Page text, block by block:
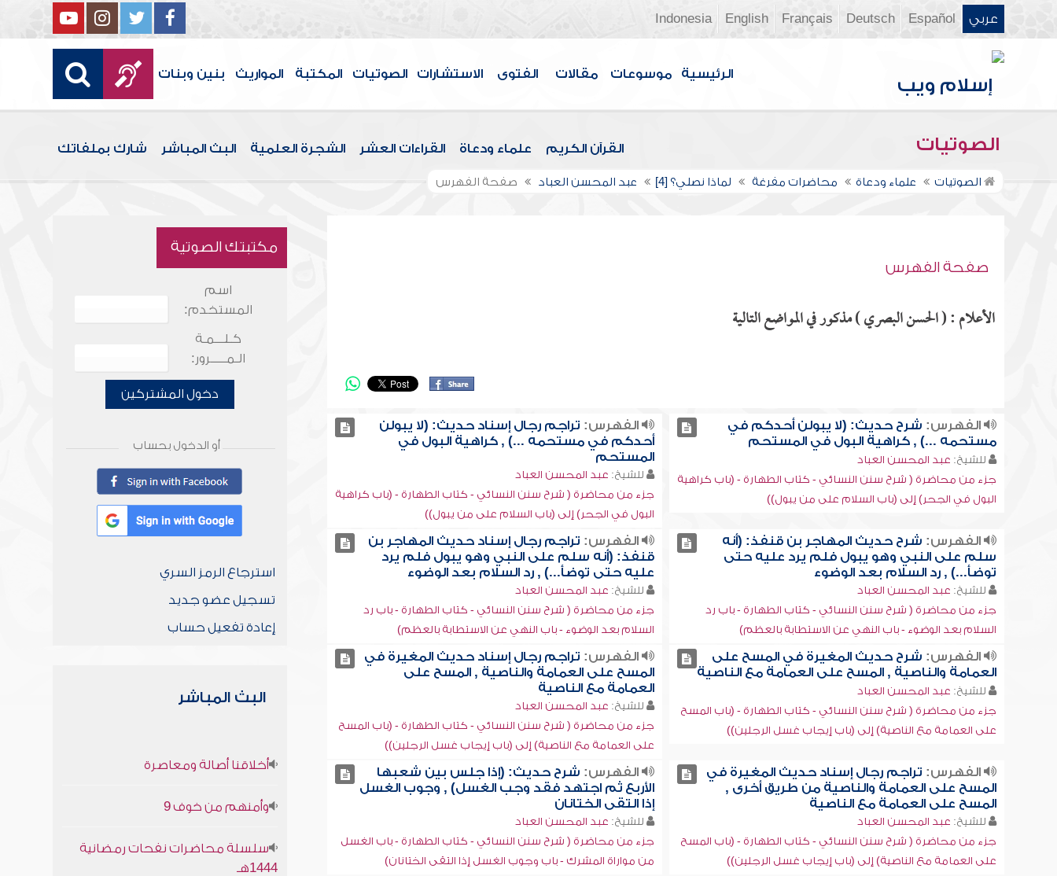
عربي Español
Deutsch
Français
English
Indonesia
الرئيسية موسوعات مقالات الفتوى الاستشارات الصوتيات المكتبة المواريث بنين وبنات
الصوتيات القرآن الكريم علماء ودعاة القراءات العشر الشجرة العلمية البث المباشر شارك بملفاتك
الصوتيات علماء ودعاة محاضرات مفرغة لماذا نصلي؟ [4] عبد المحسن العباد صفحة الفهرس
صفحة الفهرس
الأعلام : ( الحسن البصري ) مذكور في المواضع التالية
الفهرس: شرح حديث: (لا يبولن أحدكم في
مستحمه ...) , كراهية البول في المستحم
للشيخ: عبد المحسن العباد
جزء من محاضرة ( شرح سنن النسائي - كتاب الطهارة - (باب كراهية
البول في الجحر) إلى (باب السلام على من يبول))
الفهرس: تراجم رجال إسناد حديث: (لا يبولن
أحدكم في مستحمه ...) , كراهية البول في
المستحم
للشيخ: عبد المحسن العباد
جزء من محاضرة ( شرح سنن النسائي - كتاب الطهارة - (باب كراهية
البول في الجحر) إلى (باب السلام على من يبول))
الفهرس: شرح حديث المهاجر بن قنفذ: (أنه
سلم على النبي وهو يبول فلم يرد عليه حتى
توضأ...) , رد السلام بعد الوضوء
للشيخ: عبد المحسن العباد
جزء من محاضرة ( شرح سنن النسائي - كتاب الطهارة - باب رد
السلام بعد الوضوء - باب النهي عن الاستطابة بالعظم)
الفهرس: تراجم رجال إسناد حديث المهاجر بن
قنفذ: (أنه سلم على النبي وهو يبول فلم يرد
عليه حتى توضأ...) , رد السلام بعد الوضوء
للشيخ: عبد المحسن العباد
جزء من محاضرة ( شرح سنن النسائي - كتاب الطهارة - باب رد
السلام بعد الوضوء - باب النهي عن الاستطابة بالعظم)
الفهرس: شرح حديث المغيرة في المسح على
العمامة والناصية , المسح على العمامة مع الناصية
للشيخ: عبد المحسن العباد
جزء من محاضرة ( شرح سنن النسائي - كتاب الطهارة - (باب المسح
على العمامة مع الناصية) إلى (باب إيجاب غسل الرجلين))
الفهرس: تراجم رجال إسناد حديث المغيرة في
المسح على العمامة والناصية , المسح على
العمامة مع الناصية
للشيخ: عبد المحسن العباد
جزء من محاضرة ( شرح سنن النسائي - كتاب الطهارة - (باب المسح
على العمامة مع الناصية) إلى (باب إيجاب غسل الرجلين))
الفهرس: تراجم رجال إسناد حديث المغيرة في
المسح على العمامة والناصية من طريق أخرى ,
المسح على العمامة مع الناصية
للشيخ: عبد المحسن العباد
جزء من محاضرة ( شرح سنن النسائي - كتاب الطهارة - (باب المسح
على العمامة مع الناصية) إلى (باب إيجاب غسل الرجلين))
الفهرس: شرح حديث: (إذا جلس بين شعبها
الأربع ثم اجتهد فقد وجب الغسل) , وجوب الغسل
إذا التقى الختانان
للشيخ: عبد المحسن العباد
جزء من محاضرة ( شرح سنن النسائي - كتاب الطهارة - باب الغسل
من مواراة المشرك - باب وجوب الغسل إذا التقى الختانان)
مكتبتك الصوتية
اسم
المستخدم:
كـلـــمـة
الـمـــــرور:
دخول المشتركين
أو الدخول بحساب
استرجاع الرمز السري
تسجيل عضو جديد
إعادة تفعيل حساب
البث المباشر
أخلاقنا أصالة ومعاصرة
وأمنهم من خوف 9
سلسلة محاضرات نفحات رمضانية
1444هـ